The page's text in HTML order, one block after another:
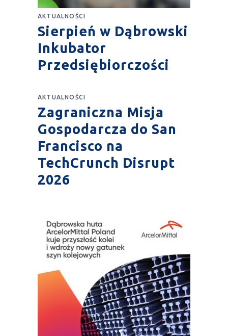
AKTUALNOŚCI
Sierpień w Dąbrowski
Inkubator
Przedsiębiorczości
AKTUALNOŚCI
Zagraniczna Misja
Gospodarcza do San
Francisco na
TechCrunch Disrupt
2026